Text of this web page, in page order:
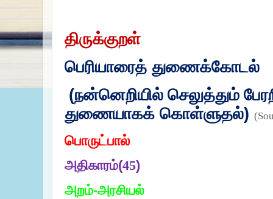
திருக்குறள்
பெரியாரைத் துணைக்கோடல்
(நன்னெறியில் செலுத்தும்
துணையாகக் கொள்ளுதல்)
பொருட்பால்
அதிகாரம்(45)
அறம்-அரசியல்